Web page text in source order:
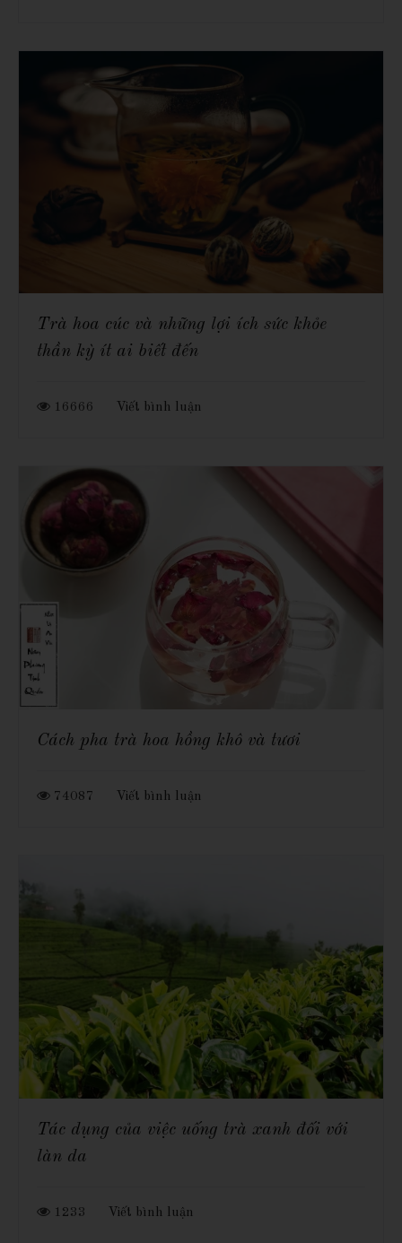
Trà hoa cúc và những lợi ích sức khỏe
thần kỳ ít ai biết đến
16666 Viết bình luận
Cách pha trà hoa hồng khô và tươi
74087 Viết bình luận
Tác dụng của việc uống trà xanh đối với
làn da
1233 Viết bình luận